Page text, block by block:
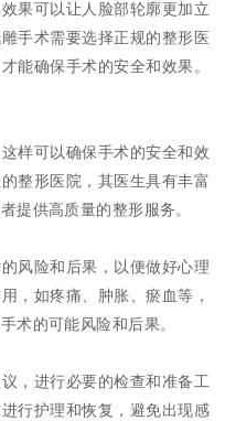
果可以让人脸部轮廓更加立
手术需要选择正规的整形医
能确保手术的安全和效果。
样可以确保手术的安全和效
整形医院，其医生具有丰富
提供高质量的整形服务。
风险和后果，以便做好心理
，如疼痛、肿胀、瘀血等，
术的可能风险和后果。
，进行必要的检查和准备工
行护理和恢复，避免出现感